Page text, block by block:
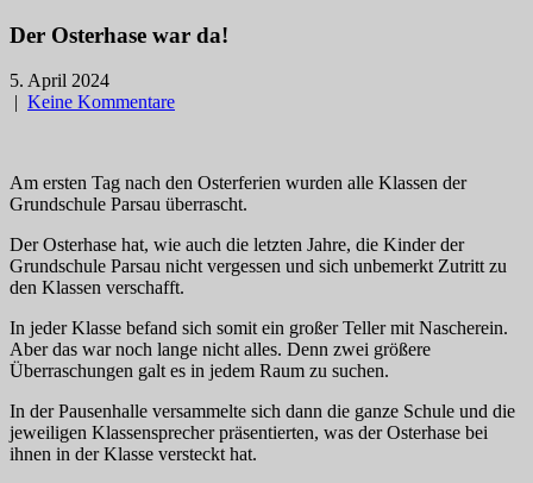
Der Osterhase war da!
5. April 2024
| Keine Kommentare
Am ersten Tag nach den Osterferien wurden alle Klassen der
Grundschule Parsau überrascht.
Der Osterhase hat, wie auch die letzten Jahre, die Kinder der
Grundschule Parsau nicht vergessen und sich unbemerkt Zutritt zu
den Klassen verschafft.
In jeder Klasse befand sich somit ein großer Teller mit Nascherein.
Aber das war noch lange nicht alles. Denn zwei größere
Überraschungen galt es in jedem Raum zu suchen.
In der Pausenhalle versammelte sich dann die ganze Schule und die
jeweiligen Klassensprecher präsentierten, was der Osterhase bei
ihnen in der Klasse versteckt hat.